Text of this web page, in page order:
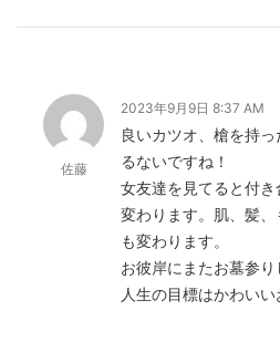
佐藤
2023年9月9日 8:37 AM
良いカツオ、槍を持
るないですね！
女友達を見てると付
変わります。肌、髪
も変わります。
お彼岸にまたお墓参り
人生の目標はかわいい